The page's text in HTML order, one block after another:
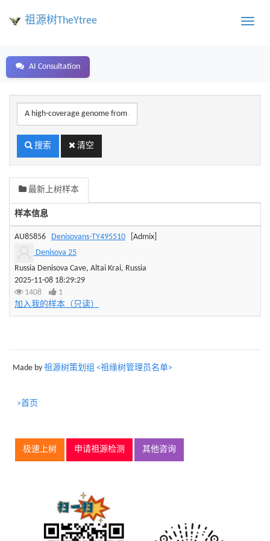
Toggle
祖源树TheYtree
AI Consultation
或
地
区、
姓
氏
关
键
字
搜索 清空
最新上树样本
样本信息
AU85856 Denisovans-TY495510 [Admix]
Denisova 25
Russia Denisova Cave, Altai Krai, Russia
2025-11-08 18:29:29
1408
1
加入我的样本（只读）
Made by 祖源树策划组 <祖缘树管理员名单>
>首页
极速上树 申请祖源检测 其他咨询